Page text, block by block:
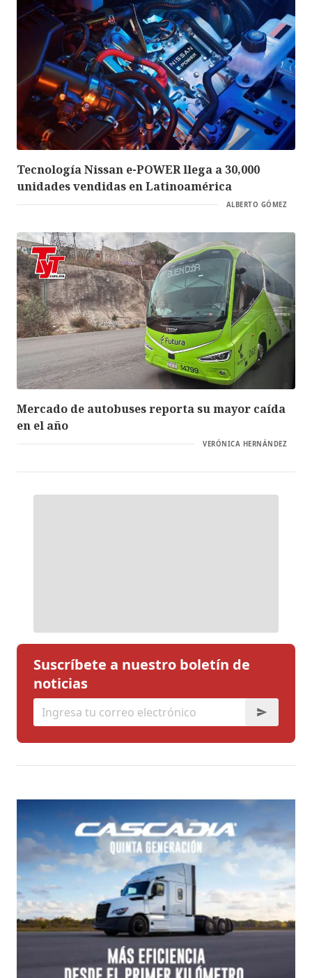
Tecnología Nissan e-POWER llega a 30,000
unidades vendidas en Latinoamérica
ALBERTO GÓMEZ
Mercado de autobuses reporta su mayor caída
en el año
VERÓNICA HERNÁNDEZ
Suscríbete a nuestro boletín de
noticias